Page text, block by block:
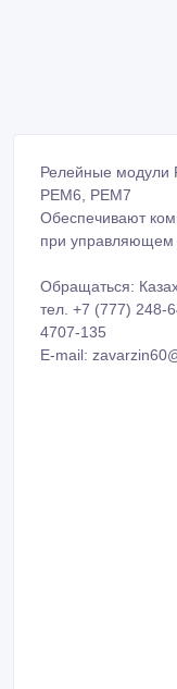
Релейные
РЕМ6, РЕМ7
Обеспечивают
при управляющем
Обращаться:
тел. +7 (777) 248-
4707-135
E-mail: